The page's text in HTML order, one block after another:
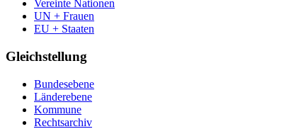
Vereinte Nationen
UN + Frauen
EU + Staaten
Gleichstellung
Bundesebene
Länderebene
Kommune
Rechtsarchiv